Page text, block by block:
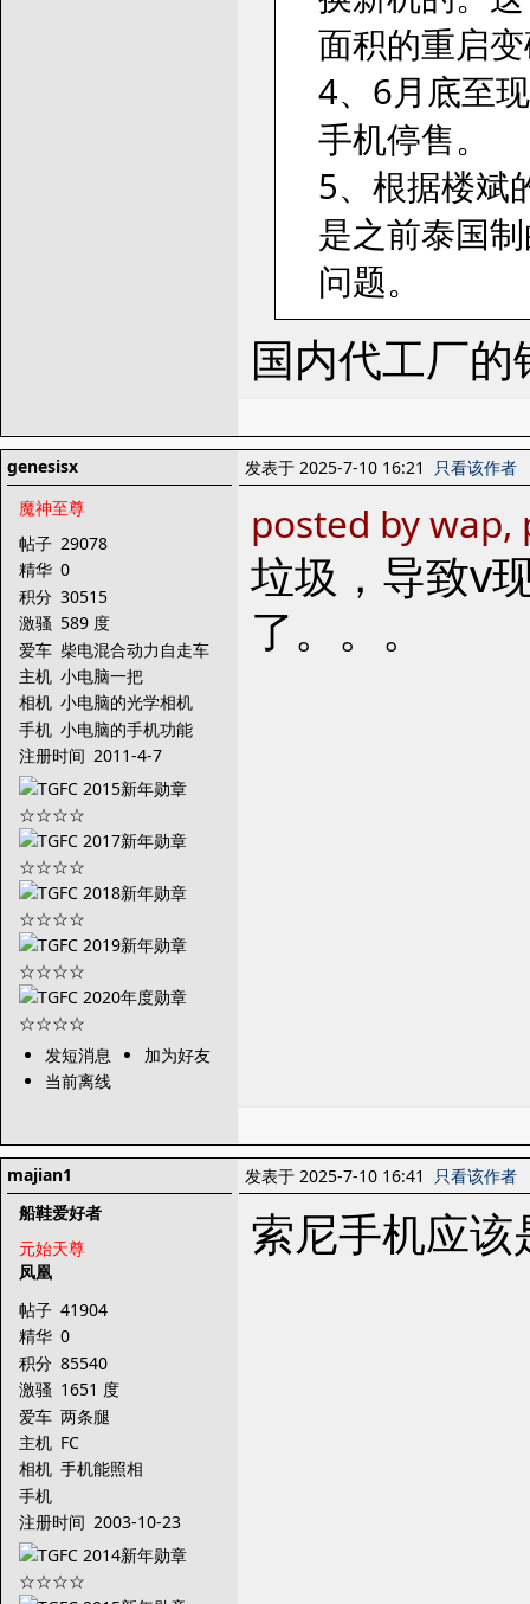
面积的重启
4、6月底至
手机停售。
5、根据楼斌
是之前泰国
问题。
国内代工厂的
genesisx
魔神至尊
帖子 29078
精华 0
积分 30515
激骚 589 度
爱车 柴电混合动力自走车
主机 小电脑一把
相机 小电脑的光学相机
手机 小电脑的手机功能
注册时间 2011-4-7
发短消息
加为好友
当前离线
发表于 2025-7-10 16:21 只看该作者
posted by
垃圾，导致v
了。。。
majian1
船鞋爱好者
元始天尊
凤凰
帖子 41904
精华 0
积分 85540
激骚 1651 度
爱车 两条腿
主机 FC
相机 手机能照相
手机
注册时间 2003-10-23
发表于 2025-7-10 16:41 只看该作者
索尼手机应